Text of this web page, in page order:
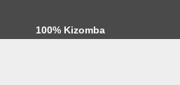
100% Kizomba